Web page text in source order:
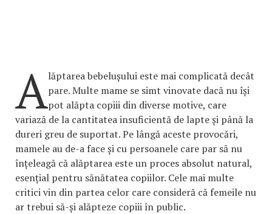
Alăptarea bebelușului este mai complicată decât
pare. Multe mame se simt vinovate dacă nu își
pot alăpta copiii din diverse motive, care
variază de la cantitatea insuficientă de lapte și până la
dureri greu de suportat. Pe lângă aceste provocări,
mamele au de-a face și cu persoanele care par să nu
înțeleagă că alăptarea este un proces absolut natural,
esențial pentru sănătatea copiilor. Cele mai multe
critici vin din partea celor care consideră că femeile nu
ar trebui să-și alăpteze copiii în public.